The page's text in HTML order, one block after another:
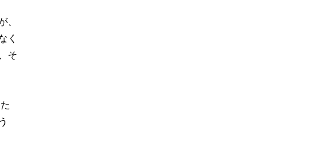
く
そ